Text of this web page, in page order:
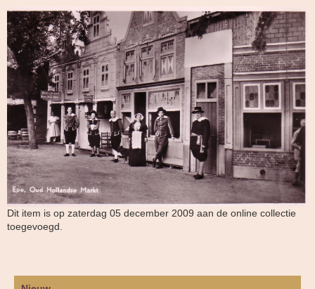
Dit item is op zaterdag 05 december 2009 aan de online collectie
toegevoegd.